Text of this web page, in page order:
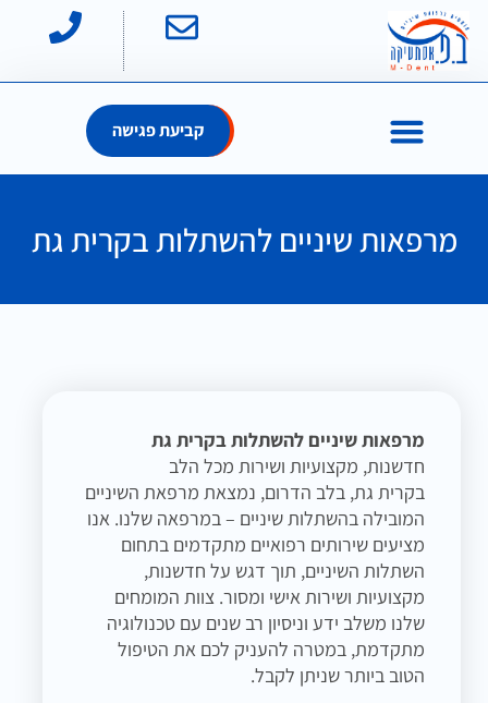
קביעת פגישה
מרפאות שיניים להשתלות בקרית גת
מרפאות שיניים להשתלות בקרית גת
חדשנות, מקצועיות ושירות מכל הלב
בקרית גת, בלב הדרום, נמצאת מרפאת השיניים
המובילה בהשתלות שיניים – במרפאה שלנו. אנו
מציעים שירותים רפואיים מתקדמים בתחום
השתלות השיניים, תוך דגש על חדשנות,
מקצועיות ושירות אישי ומסור. צוות המומחים
שלנו משלב ידע וניסיון רב שנים עם טכנולוגיה
מתקדמת, במטרה להעניק לכם את הטיפול
הטוב ביותר שניתן לקבל.